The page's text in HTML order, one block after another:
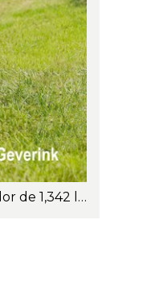
La vaca Norwegian Red tiene tamaño mediano. La Norwegian Red madura promedio pesa alrededor de 1,342 lb/610 kg. Foto: Elly Geverink